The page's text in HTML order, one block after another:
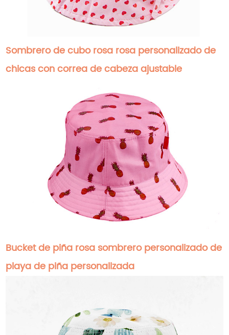
Sombrero de cubo rosa rosa personalizado de
chicas con correa de cabeza ajustable
Bucket de piña rosa sombrero personalizado de
playa de piña personalizada